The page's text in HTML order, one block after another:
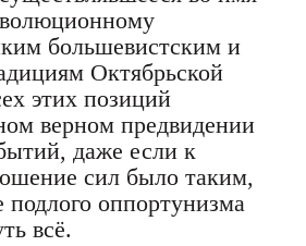
большевистским и
Октябрьской
этих позиций
верном предвидении
даже если к
сил было таким,
подлого оппортунизма
всё.